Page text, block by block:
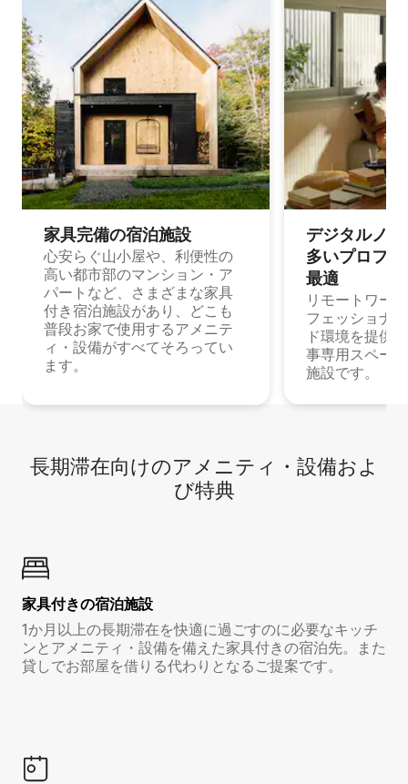
家具完備の宿⁠泊⁠施⁠設
心安らぐ山小屋や、利便性の
高い都市部のマンション・ア
パートなど、さまざまな家具
付き宿泊施設があり、どこも
普段お家で使用するアメニテ
ィ・設備がすべてそろってい
ます。
デジタルノ
多⁠いプ⁠ロ⁠フ⁠
最⁠適
リモートワー
フェッショナ
ド環境を提供
事専用スペー
施設です。
長期滞在向け⁠のア⁠メ⁠ニ⁠テ⁠ィ⁠・設⁠備⁠およ
び特⁠典
家具付き⁠の宿⁠泊⁠施⁠設
1か月以上の長期滞在を快適に過ごすのに必要なキッチ
ンとアメニティ・設備を備えた家具付きの宿泊先。また
貸しでお部屋を借りる代わりとなるご提案です。